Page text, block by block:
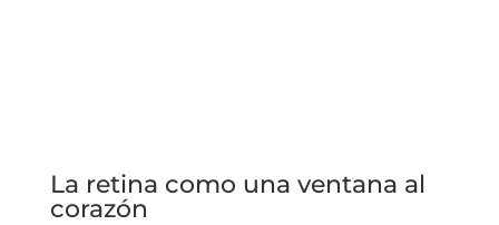
La retina como una ventana al
corazón